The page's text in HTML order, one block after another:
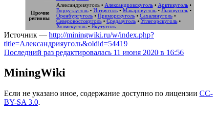
Прочие
регионы
Александрияуголь• Александровскуголь• Арктикуголь•
Воркутауголь• Интауголь• Макаровуголь• Львовуголь•
Оренбургуголь• Приморскуголь• Сахалинуголь•
Северовостокуголь• Средазуголь• Углегорскуголь•
Холмскуголь• Якутуголь
Источник — http://miningwiki.ru/w/index.php?
title=Александрияуголь&oldid=54419
Последний раз редактировалась 11 июня 2020 в 16:56
MiningWiki
Если не указано иное, содержание доступно по лицензии CC-
BY-SA 3.0.